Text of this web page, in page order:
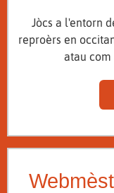
Jòcs a l'entorn
reproèrs en
atau com